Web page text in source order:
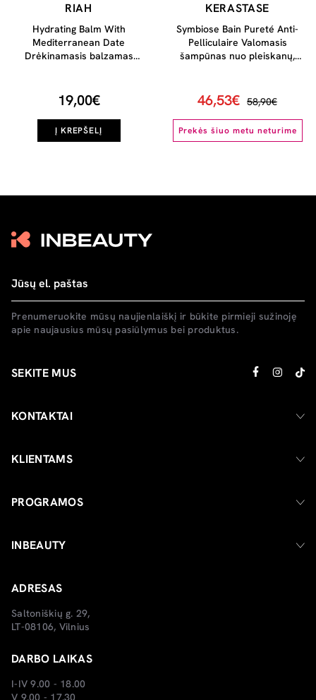
RIAH
Hydrating Balm With
Mediterranean Date
Drėkinamasis balzamas
19,00€
Į KREPŠELĮ
KERASTASE
Symbiose Bain Pureté Anti-
Pelliculaire Valomasis
šampūnas nuo pleiskanų,
46,53€ 58,90€
Prekės šiuo metu neturime
Prenumeruokite mūsų naujienlaiškį ir būkite pirmieji sužinoję
apie naujausius mūsų pasiūlymus bei produktus.
SEKITE MUS
KONTAKTAI
KLIENTAMS
PROGRAMOS
INBEAUTY
ADRESAS
Saltoniškių g. 29,
LT-08106, Vilnius
DARBO LAIKAS
I-IV 9.00 - 18.00
V 9.00 - 17.30